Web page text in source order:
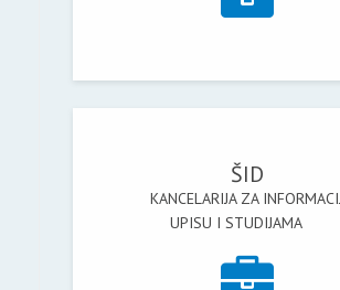
ŠID
KANCELARIJA ZA
UPISU I STUDIJAMA